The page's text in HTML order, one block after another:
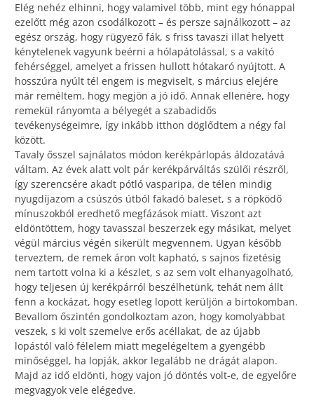
Elég nehéz elhinni, hogy valamivel több, mint egy hónappal
ezelőtt még azon csodálkozott – és persze sajnálkozott – az
egész ország, hogy rügyező fák, s friss tavaszi illat helyett
kénytelenek vagyunk beérni a hólapátolással, s a vakító
fehérséggel, amelyet a frissen hullott hótakaró nyújtott. A
hosszúra nyúlt tél engem is megviselt, s március elejére
már reméltem, hogy megjön a jó idő. Annak ellenére, hogy
remekül rányomta a bélyegét a szabadidős
tevékenységeimre, így inkább itthon döglődtem a négy fal
között.
Tavaly ősszel sajnálatos módon kerékpárlopás áldozatává
váltam. Az évek alatt volt pár kerékpárváltás szülői részről,
így szerencsére akadt pótló vasparipa, de télen mindig
nyugdíjazom a csúszós útból fakadó baleset, s a röpködő
mínuszokból eredhető megfázások miatt. Viszont azt
eldöntöttem, hogy tavasszal beszerzek egy másikat, melyet
végül március végén sikerült megvennem. Ugyan később
terveztem, de remek áron volt kapható, s sajnos fizetésig
nem tartott volna ki a készlet, s az sem volt elhanyagolható,
hogy teljesen új kerékpárról beszélhetünk, tehát nem állt
fenn a kockázat, hogy esetleg lopott kerüljön a birtokomban.
Bevallom őszintén gondolkoztam azon, hogy komolyabbat
veszek, s ki volt szemelve erős acéllakat, de az újabb
lopástól való félelem miatt megelégeltem a gyengébb
minőséggel, ha lopják, akkor legalább ne drágát alapon.
Majd az idő eldönti, hogy vajon jó döntés volt-e, de egyelőre
megvagyok vele elégedve.